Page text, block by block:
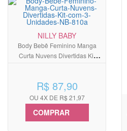
NILLY BABY
Body Bebê Feminino Manga
Curta Nuvens Divertidas Kit
R$ 87,90
OU 4X DE R$ 21,97
COMPRAR